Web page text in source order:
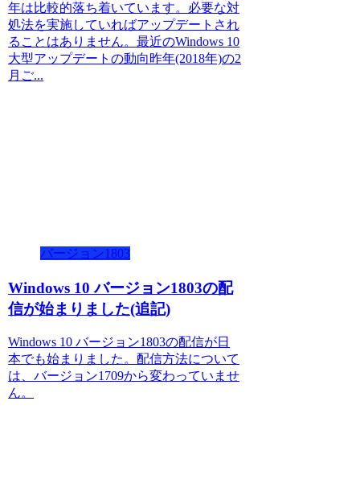
年は比較的落ち着いています。必要な対
処法を実施していればアップデートされ
ることはありません。最近のWindows 10
大型アップデートの動向昨年(2018年)の2
月ご...
バージョン1803
Windows 10 バージョン1803の配
信が始まりました(追記)
Windows 10 バージョン1803の配信が日
本でも始まりました。配信方法について
は、バージョン1709から変わっていませ
ん。